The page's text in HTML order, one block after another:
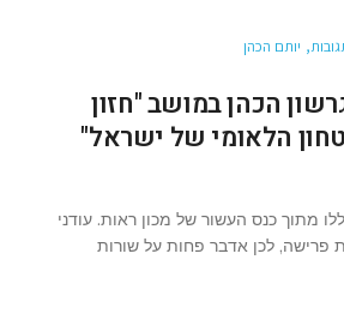
יותם הכהן
הכהן במושב "חזון
הלאומי של ישראל"
מתוך כנס העשור של מכון ראות. עודני
פרישה, לכן אדבר פחות על שורות